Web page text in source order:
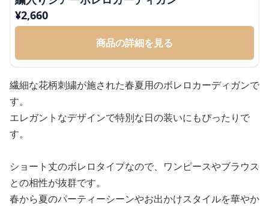
¥2,660
商品の詳細を見る
繊細な花柄刺繍が施された春夏用のボレロカーディガンで
す。
エレガントなデザインで特別な日の装いにもぴったりで
す。
ショート丈のボレロタイプなので、ワンピースやブラウス
との相性が抜群です。
春から夏のパーティーシーンやお出かけスタイルを華やか